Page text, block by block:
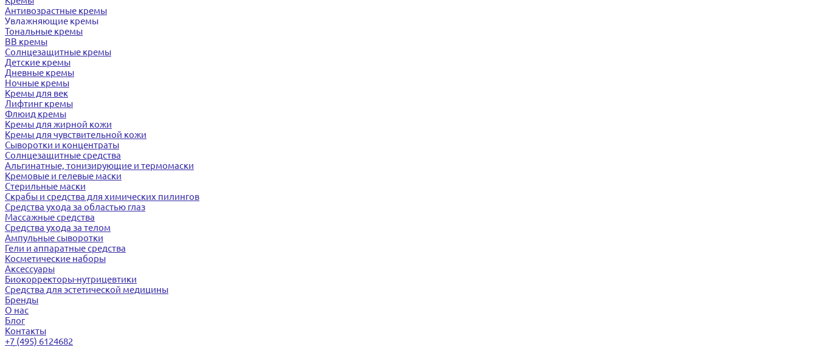
Антивозрастные кремы
Увлажняющие кремы
Тональные кремы
BB кремы
Солнцезащитные кремы
Детские кремы
Дневные кремы
Ночные кремы
Кремы для век
Лифтинг кремы
Флюид кремы
Кремы для жирной кожи
Кремы для чувствительной кожи
Сыворотки и концентраты
Солнцезащитные средства
Альгинатные, тонизирующие и термомаски
Кремовые и гелевые маски
Стерильные маски
Скрабы и средства для химических пилингов
Средства ухода за областью глаз
Массажные средства
Средства ухода за телом
Ампульные сыворотки
Гели и аппаратные средства
Косметические наборы
Аксессуары
Биокорректоры-нутрицевтики
Средства для эстетической медицины
Бренды
О нас
Блог
Контакты
+7 (495) 6124682